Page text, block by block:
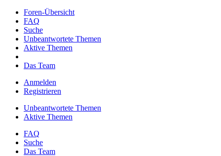
Foren-Übersicht
FAQ
Suche
Unbeantwortete Themen
Aktive Themen
Das Team
Anmelden
Registrieren
Unbeantwortete Themen
Aktive Themen
FAQ
Suche
Das Team